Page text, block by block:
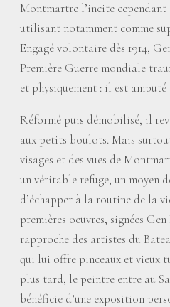
Montmartre l’incite cependant
utilisant notamment comme
Engagé volontaire dès 1914,
Première Guerre mondiale
et physiquement : il est amputé
Réformé puis démobilisé, il
aux petits boulots. Mais
visages et des vues de
un véritable refuge, un moyen
d’échapper à la routine de la
premières oeuvres, signées
rapproche des artistes du
qui lui offre pinceaux et vieux
plus tard, le peintre entre au
bénéficie d’une exposition